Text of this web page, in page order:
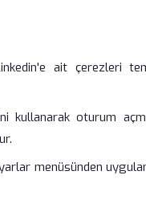
ait çerezleri
kullanarak oturum
menüsünden